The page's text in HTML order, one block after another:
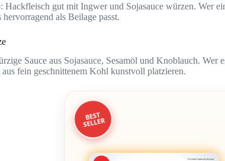
gut mit Ingwer und Sojasauce würzen. Wer
hervorragend als Beilage passt.
Sauce aus Sojasauce, Sesamöl und Knoblauch.
fein geschnittenem Kohl kunstvoll platzieren.
BEST
SELLER